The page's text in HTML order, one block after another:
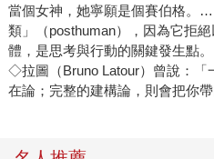
當個女神，她寧願是個賽伯格。
類」（posthuman），因為它拒
體，是思考與行動的關鍵發生點。
◇拉圖（Bruno Latour）曾說：「
在論；完整的建構論，則會把你帶